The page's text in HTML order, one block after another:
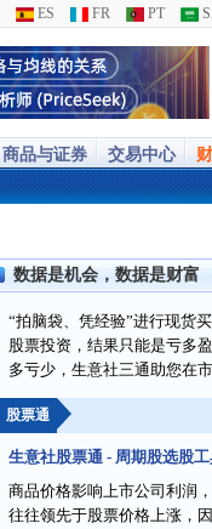
ES FR PT
商品与证券 交易中心
数据是机会，数据是财富
“拍脑袋、凭经验”进行现货
股票投资，结果只能是亏多
多亏少，生意社三通助您在
股票通
生意社股票通 - 周期股选股
商品价格影响上市公司利润
往往领先于股票价格上涨，